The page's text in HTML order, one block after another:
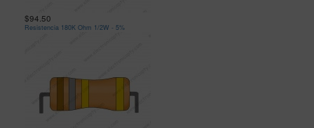
$94.50
Resistencia 180K Ohm 1/2W - 5%